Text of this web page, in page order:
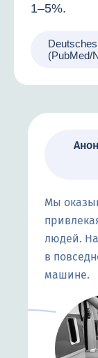
1–5%.
(PubMed/
Мы
людей.
в
машине.